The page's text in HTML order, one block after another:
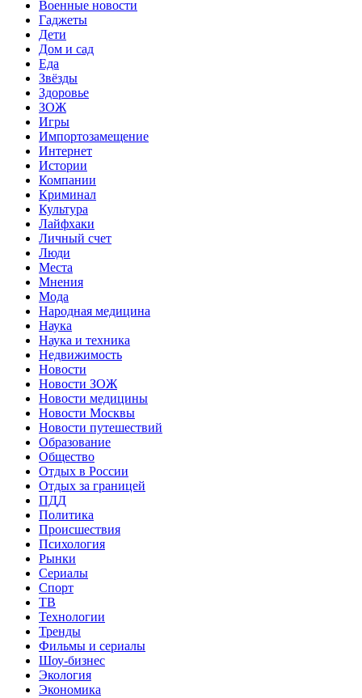
Военные новости
Гаджеты
Дети
Дом и сад
Еда
Звёзды
Здоровье
ЗОЖ
Игры
Импортозамещение
Интернет
Истории
Компании
Криминал
Культура
Лайфхаки
Личный счет
Люди
Места
Мнения
Мода
Народная медицина
Наука
Наука и техника
Недвижимость
Новости
Новости ЗОЖ
Новости медицины
Новости Москвы
Новости путешествий
Образование
Общество
Отдых в России
Отдых за границей
ПДД
Политика
Происшествия
Психология
Рынки
Сериалы
Спорт
ТВ
Технологии
Тренды
Фильмы и сериалы
Шоу-бизнес
Экология
Экономика